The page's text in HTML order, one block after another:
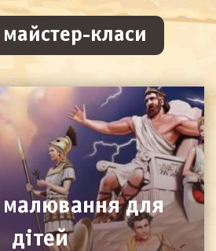
майстер-класи
для
дітей